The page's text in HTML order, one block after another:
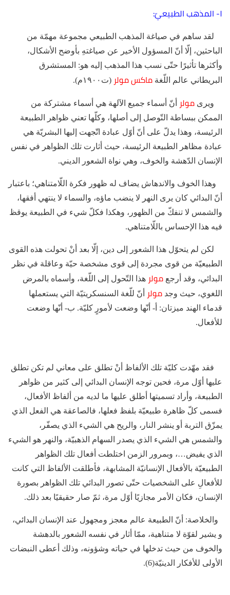
١- المذهب الطبيعيّ:
لقد ساهم في صياغة المذهب الطبيعي مجموعة مهمّة من
الباحثين، إلّا أنّ المسؤول الأخير عن صياغتهِ بأوضح الأشكال،
وأكثرها تأثيرًا حتّى نسب هذا المذهب إليه هو: المستشرق
البريطاني عالم اللّغة ماكس مولر (ت١٩٠٠م).
ويرى مولر
أنّ أسماء جميع الآلهة هي أسماء مشتركة من
الممكن ببساطة التّوصل إلى أصلها، وكلّها تعني ظواهر الطبيعة
الرئيسة، وهذا يدلّ على أنّ أوّل عبادة اتّجهت إليها البشريّة هي
عبادة مظاهر الطبيعة الرئيسة، حيث أثارت تلك الظواهر في نفس
الإنسان الدّهشة والخوف، وهي نواة الشعور الديني.
وهذا الخوف والاندهاش يضاف له ظهور فكرة اللّامتناهي؛ باعتبار
أنّ البدائي كان يرى النهر لا ينضب ماؤه، والسماء لا ينتهي أفقها،
والشمس لا تنفكّ من الظهور، وهكذا فكلّ شيء في الطبيعة يوقظ
فيه هذا الإحساس باللّامتناهي.
لكن لم يتحوّل هذا الشعور إلى دين، إلّا بعد أنْ تحولت هذه القوى
الطبيعيّة من قوى مجردة إلى قوى مشخصة حيّة وعاقلة في نظر
البدائي، وقد أرجع مولر هذا التّحول إلى اللّغة، وأسماه بالمرض
اللغوي، حيث وجد مولر
أنّ للّغة السنسكريتيّة التي يستعملها
قدماء الهند ميزتان: أ- أنّها وضعت لأمورٍ كليّة. ب- أنّها وضعت
للأفعال.
فقد مهّدت كليّة تلك الألفاظ أنْ تطلق على معاني لم تكن تطلق
عليها أوّل مرة، فحين توجه الإنسان البدائي إلى كثير من ظواهر
الطبيعة، وأراد تسميتها أطلق عليها ما لديه من ألفاظ الأفعال،
فسمى كلّ ظاهرة طبيعيّة بلفظ فعلها، فالصاعقة هي الفعل الذي
يمزّق التربة أو ينشر النار، والريح هي الشيء الذي يصفّر،
والشمس هي الشيء الذي يصدر السهام الذهبيّة، والنهر هو الشيء
الذي يفيض…، وبمرور الزمن اختلطت أفعال تلك الظواهر
الطبيعيّة بالأفعال الإنسانيّة المشابهة، فأطلقت الألفاظ التي كانت
للأفعالِ على الشخصيات حتّى تصور البدائي تلك الظواهر بصورة
الإنسان، فكان الأمر مجازيًا أوّل مرة، ثمّ صار حقيقيًا بعد ذلك.
والخلاصة: أنّ الطبيعة عالم معجز ومجهول عند الإنسان البدائي،
و يشير لقوّة لا متناهية، ممّا أثار في نفسه الشعور بالدهشة
والخوف من حيث تدخلها في حياته وشؤونه، وذلك أعطى النبضات
الأولى للأفكار الدينيّة(6).